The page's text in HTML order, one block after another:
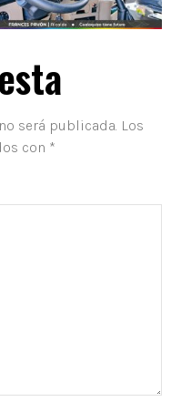
será publicada. Los
con *